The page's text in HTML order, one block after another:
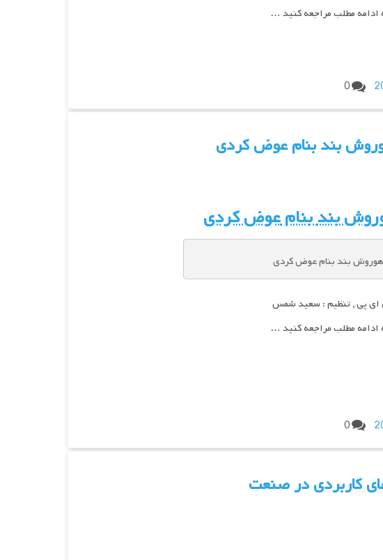
ادامه مطلب مراجعه کنید …
0
بند بنام عوض کردی
بندبنامعوض کردی
بند بنام عوض کردی
ای پی , تنظیم : سعید شمس
ادامه مطلب مراجعه کنید …
0
کاربردی در صنعت